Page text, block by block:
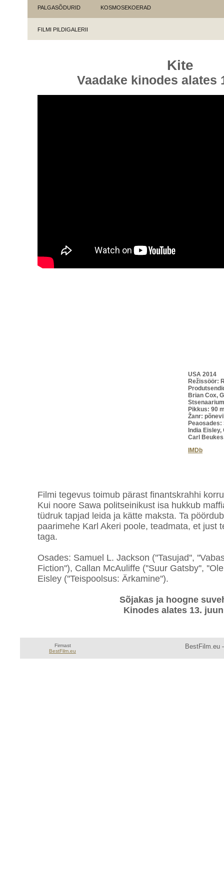
PALGASÕDURID KOSMOSEKOERAD
FILMI PILDIGALERII
Kite
Vaadake kinodes alates
USA 2014
Režissöör:
Brian Cox,
Pikkus: 90
Žanr:
India
Carl
IMDb
Filmi tegevus toimub pärast finantskrahhi
Kui noore Sawa politseinikust isa hukkub
tüdruk tapjad leida ja kätte maksta. Ta
paarimehe Karl Akeri poole, teadmata, et just
taga.
Osades: Samuel L. Jackson (''Tasujad'',
Fiction''), Callan McAuliffe (''Suur Gatsby'',
Eisley (''Teispoolsus: Ärkamine'').
Sõjakas ja hoogne
Kinodes alates 13.
Firmast
BestFilm.eu
BestFilm.eu